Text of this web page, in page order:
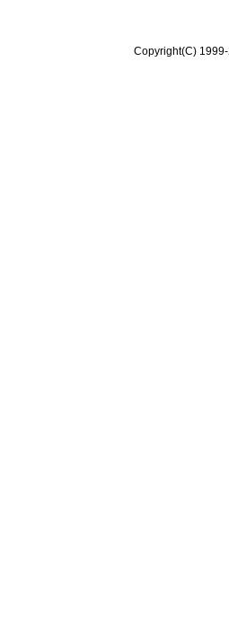
Copyright(C)